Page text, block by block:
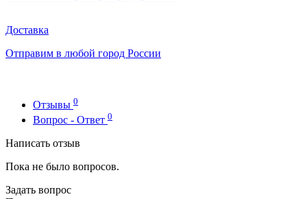
Доставка
Отправим в любой город России
Отзывы 0
Вопрос - Ответ 0
Написать отзыв
Пока не было вопросов.
Задать вопрос